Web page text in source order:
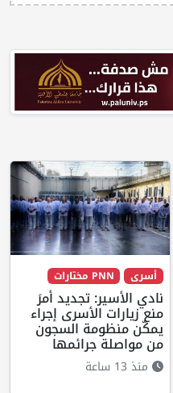
أسرى PNN مختارات
نادي الأسير: تجديد أمرَ
منع زيارات الأسرى إجراء
يمكّن منظومة السجون
من مواصلة جرائمها
منذ 13 ساعة